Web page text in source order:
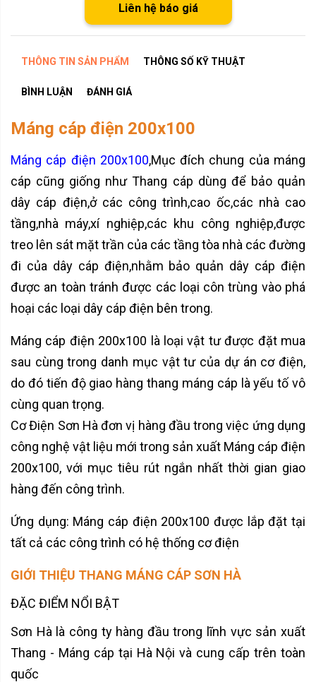
Liên hệ báo giá
THÔNG TIN SẢN PHẨM THÔNG SỐ KỸ THUẬT
BÌNH LUẬN ĐÁNH GIÁ
Máng cáp điện 200x100
Máng cáp điện 200x100,Mục đích chung của máng
cáp cũng giống như Thang cáp dùng để bảo quản
dây cáp điện,ở các công trình,cao ốc,các nhà cao
tầng,nhà máy,xí nghiệp,các khu công nghiệp,được
treo lên sát mặt trần của các tầng tòa nhà các đường
đi của dây cáp điện,nhằm bảo quản dây cáp điện
được an toàn tránh được các loại côn trùng vào phá
hoại các loại dây cáp điện bên trong.
Máng cáp điện 200x100 là loại vật tư được đặt mua
sau cùng trong danh mục vật tư của dự án cơ điện,
do đó tiến độ giao hàng thang máng cáp là yếu tố vô
cùng quan trọng.
Cơ Điện Sơn Hà đơn vị hàng đầu trong việc ứng dụng
công nghệ vật liệu mới trong sản xuất Máng cáp điện
200x100, với mục tiêu rút ngắn nhất thời gian giao
hàng đến công trình.
Ứng dụng: Máng cáp điện 200x100 được lắp đặt tại
tất cả các công trình có hệ thống cơ điện
GIỚI THIỆU THANG MÁNG CÁP SƠN HÀ
ĐẶC ĐIỂM NỔI BẬT
Sơn Hà là công ty hàng đầu trong lĩnh vực sản xuất
Thang - Máng cáp tại Hà Nội và cung cấp trên toàn
quốc